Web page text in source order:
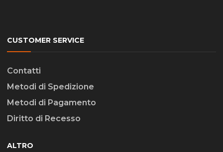
CUSTOMER SERVICE
Contatti
Metodi di Spedizione
Metodi di Pagamento
Diritto di Recesso
ALTRO